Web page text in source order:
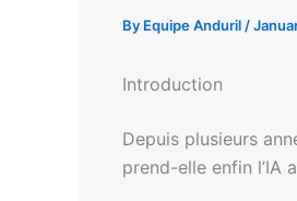
By Equipe Anduril /
Introduction
Depuis plusieurs
prend-elle enfin l’IA